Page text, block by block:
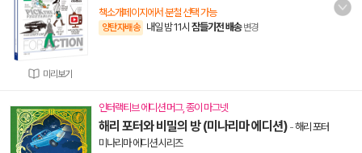
미리보기
책소개페이지에서 분철 선택 가능
양탄자배송 내일 밤 11시 잠들기전 배송 변경
인터랙티브 에디션 머그, 종이 마그넷
해리 포터와 비밀의 방 (미나리마 에디션) -해리 포터
미나리마 에디션 시리즈